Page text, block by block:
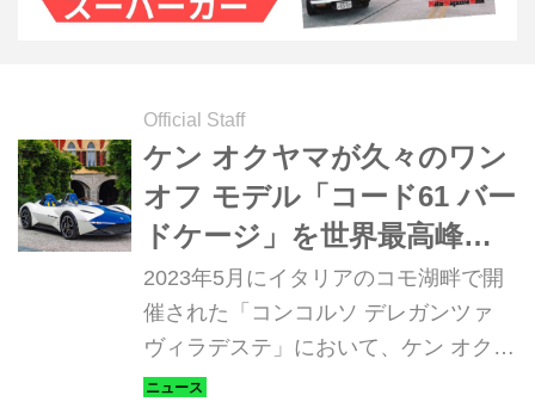
Official Staff
ケン オクヤマが久々のワン
オフ モデル「コード61 バー
ドケージ」を世界最高峰の
自動車コンクール デレガン
スでワールドプレミア
2023年5月にイタリアのコモ湖畔で開
催された「コンコルソ デレガンツァ
ヴィラデステ」において、ケン オクヤ
マ（KEN OKUYAMA）カーズは、ワン